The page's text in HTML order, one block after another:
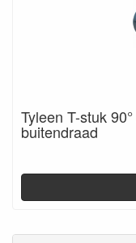
Tyleen T-stuk
buitendraad